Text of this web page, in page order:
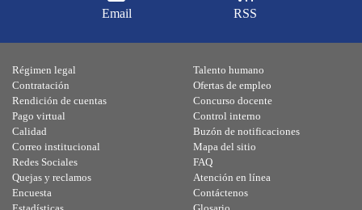
Email RSS
Régimen legal
Contratación
Rendición de cuentas
Pago virtual
Calidad
Talento humano
Ofertas de empleo
Concurso docente
Control interno
Buzón de notificaciones
Correo institucional
Redes Sociales
Quejas y reclamos
Encuesta
Mapa del sitio
FAQ
Atención en línea
Contáctenos